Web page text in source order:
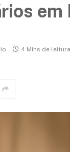
em
4 Mins de leitura